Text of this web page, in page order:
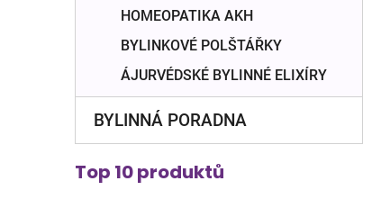
HOMEOPATIKA AKH
BYLINKOVÉ POLŠTÁŘKY
ÁJURVÉDSKÉ BYLINNÉ ELIXÍRY
BYLINNÁ PORADNA
Top 10 produktů